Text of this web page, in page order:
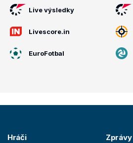
Live výsledky
Livescore.in
EuroFotbal
Hráči Zprávy